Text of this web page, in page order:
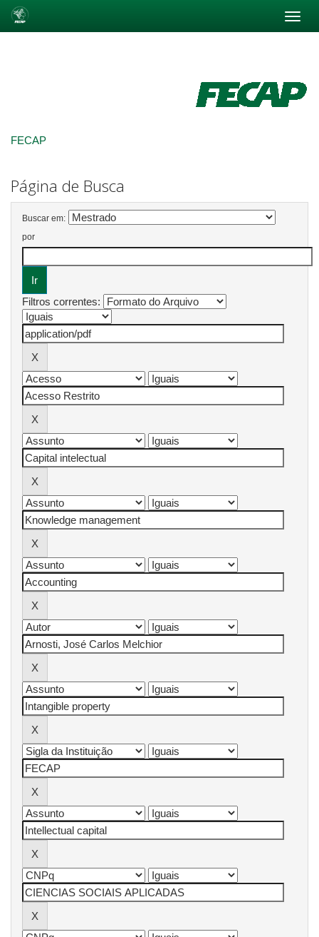
FECAP
Página de Busca
Buscar em:
por
Filtros correntes: